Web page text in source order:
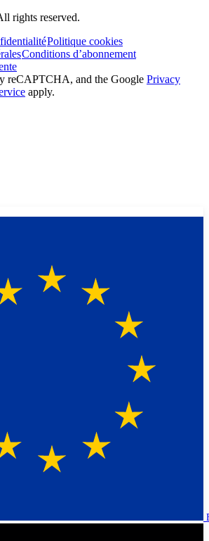
rights reserved.
Politique cookies
Conditions d’abonnement
reCAPTCHA, and the Google Privacy
apply.